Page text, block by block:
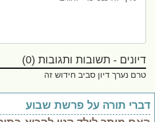
דיונים - תשובות ותגובות (0)
טרם נערך דיון סביב חידוש זה
תורה על פרשת שבוע